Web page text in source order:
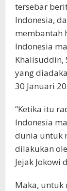
tersebar
Indonesia,
membantah
Indonesia
Khalisuddin,
yang
30 Januari
“Ketika itu
Indonesia
dunia untuk
dilakukan
Jejak Jokowi
Maka, untuk